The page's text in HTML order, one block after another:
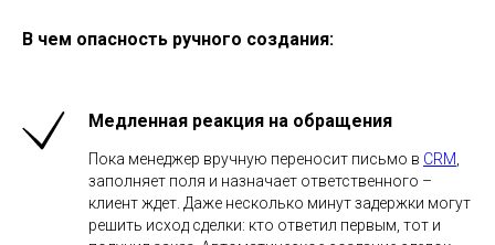
В чем опасность ручного создания:
Медленная реакция на обращения
Пока менеджер вручную переносит письмо в CRM
заполняет поля и назначает ответственного –
клиент ждет. Даже несколько минут задержки могут
решить исход сделки: кто ответил первым, тот и